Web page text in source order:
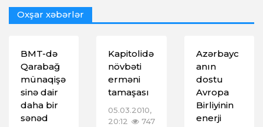
Oxşar xəbərlər
BMT-də
Qarabağ
münaqişə
sinə dair
daha bir
sənəd
Kapitolidə
növbəti
erməni
tamaşası
05.03.2010,
20:12
747
Azərbayc
anın
dostu
Avropa
Birliyinin
enerji